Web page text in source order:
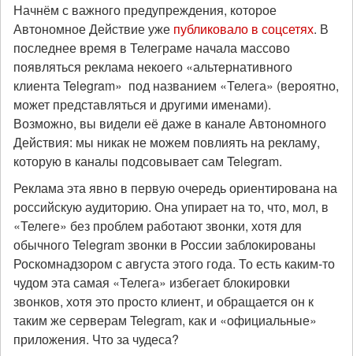
Начнём с важного предупреждения, которое
Автономное Действие уже публиковало в соцсетях. В
последнее время в Телеграме начала массово
появляться реклама некоего «альтернативного
клиента Telegram» под названием «Телега» (вероятно,
может представляться и другими именами).
Возможно, вы видели её даже в канале Автономного
Действия: мы никак не можем повлиять на рекламу,
которую в каналы подсовывает сам Telegram.
Реклама эта явно в первую очередь ориентирована на
российскую аудиторию. Она упирает на то, что, мол, в
«Телеге» без проблем работают звонки, хотя для
обычного Telegram звонки в России заблокированы
Роскомнадзором с августа этого года. То есть каким-то
чудом эта самая «Телега» избегает блокировки
звонков, хотя это просто клиент, и обращается он к
таким же серверам Telegram, как и «официальные»
приложения. Что за чудеса?